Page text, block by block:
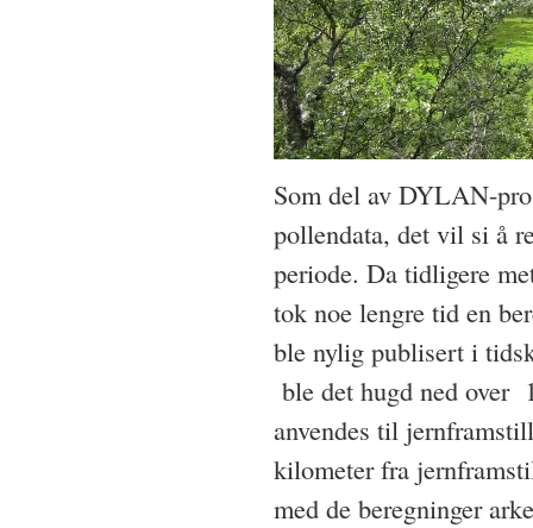
Som del av DYLAN-
pollendata, det vil si å
periode. Da tidligere
tok noe lengre tid en
ble nylig publisert i
ble det hugd ned over
anvendes til
kilometer fra
med de beregninger